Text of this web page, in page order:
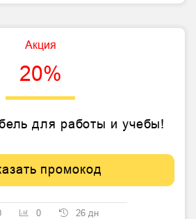
Акция
20%
для работы и учебы!
промокод
0 26 дн